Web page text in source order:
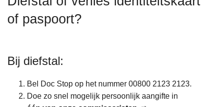
of paspoort?
Bij diefstal:
Bel Doc Stop op het nummer 00800 2123 2123.
Doe zo snel mogelijk persoonlijk aangifte in